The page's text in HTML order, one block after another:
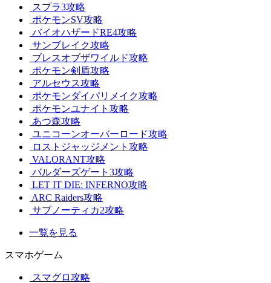
スプラ3攻略
ポケモンSV攻略
バイオハザードRE4攻略
サンブレイク攻略
ブレスオブザワイルド攻略
ポケモン剣盾攻略
アルセウス攻略
ポケモンダイパリメイク攻略
ポケモンユナイト攻略
あつ森攻略
ユニコーンオーバーロード攻略
ロストジャッジメント攻略
VALORANT攻略
バルダーズゲート3攻略
LET IT DIE: INFERNO攻略
ARC Raiders攻略
サブノーティカ2攻略
一覧を見る
スマホゲーム
スマグロ攻略